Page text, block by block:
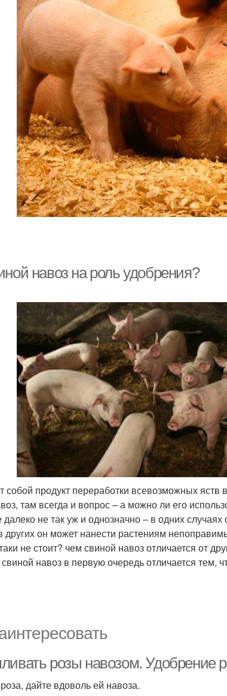
навоз на роль удобрения?
собой продукт переработки всевозможных
там всегда и вопрос – а можно ли его
не так уж и однозначно – в одних случаях
других он может нанести растениям
не стоит? чем свиной навоз отличается от
навоз в первую очередь отличается тем,
розы навозом. Удобрение
дайте вдоволь ей навоза.